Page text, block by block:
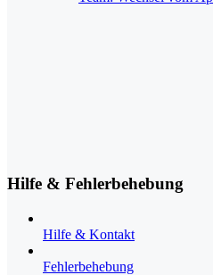
Hilfe & Fehlerbehebung
Hilfe & Kontakt
Fehlerbehebung